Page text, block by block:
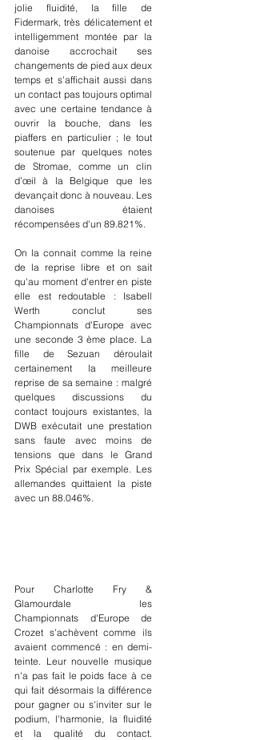
jolie fluidité, la fille de
Fidermark, très délicatement et
intelligemment montée par la
danoise accrochait ses
changements de pied aux deux
temps et s'affichait aussi dans
un contact pas toujours optimal
avec une certaine tendance à
ouvrir la bouche, dans les
piaffers en particulier ; le tout
soutenue par quelques notes
de Stromae, comme un clin
d’œil à la Belgique que les
devançait donc à nouveau. Les
danoises étaient
récompensées d'un 89.821%.
On la connait comme la reine
de la reprise libre et on sait
qu'au moment d'entrer en piste
elle est redoutable : Isabell
Werth conclut ses
Championnats d'Europe avec
une seconde 3 ème place. La
fille de Sezuan déroulait
certainement la meilleure
reprise de sa semaine : malgré
quelques discussions du
contact toujours existantes, la
DWB exécutait une prestation
sans faute avec moins de
tensions que dans le Grand
Prix Spécial par exemple. Les
allemandes quittaient la piste
avec un 88.046%.
Pour Charlotte Fry &
Glamourdale les
Championnats d'Europe de
Crozet s'achèvent comme ils
avaient commencé : en demi-
teinte. Leur nouvelle musique
n'a pas fait le poids face à ce
qui fait désormais la différence
pour gagner ou s'inviter sur le
podium, l'harmonie, la fluidité
et la qualité du contact.